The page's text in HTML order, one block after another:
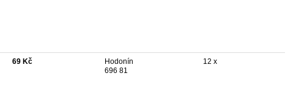
69 Kč
Hodonín
696 81
12 x